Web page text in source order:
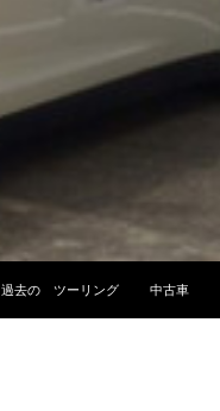
過去の ツーリング 中古車